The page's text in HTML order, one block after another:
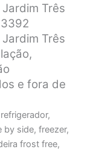
Três
Três
e fora de
by side, freezer,
frost free,